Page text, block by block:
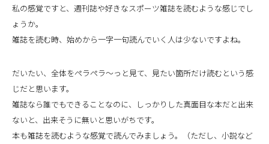
私の感覚ですと、週刊誌や好きなスポーツ雑誌を読むような感じでし
ょうか。
雑誌を読む時、始めから一字一句読んでいく人は少ないですよね。
だいたい、全体をペラペラ〜っと見て、見たい箇所だけ読むという感
じだと思います。
雑誌なら誰でもできることなのに、しっかりした真面目な本だと出来
ないと、出来そうに無いと思いがちです。
本も雑誌を読むような感覚で読んでみましょう。（ただし、小説など